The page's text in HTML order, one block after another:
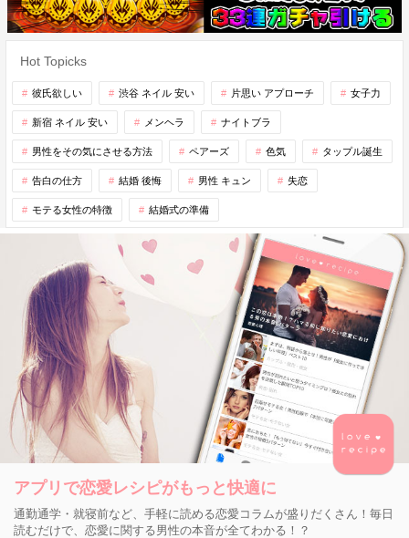
Hot Topicks
彼氏欲しい 渋谷 ネイル 安い 片思い アプローチ 女子力
新宿 ネイル 安い メンヘラ ナイトブラ
男性をその気にさせる方法 ペアーズ 色気 タップル誕生
告白の仕方 結婚 後悔 男性 キュン 失恋
モテる女性の特徴 結婚式の準備
アプリで恋愛レシピがもっと快適に
通勤通学・就寝前など、手軽に読める恋愛コラムが盛りだくさん！毎日
読むだけで、恋愛に関する男性の本音が全てわかる！？